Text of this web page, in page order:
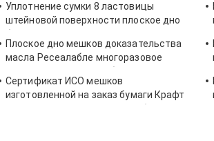
Уплотнение сумки 8 ластовицы
штейновой поверхности плоское дно
Плоское дно мешков доказательства
масла Ресеалабле многоразовое
тостом
Сертификат ИСО мешков
изготовленной на заказ бумаги Крафт